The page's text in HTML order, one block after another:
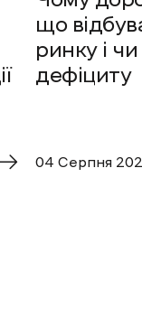
що
ринку і
дефіциту
04 Cерпня